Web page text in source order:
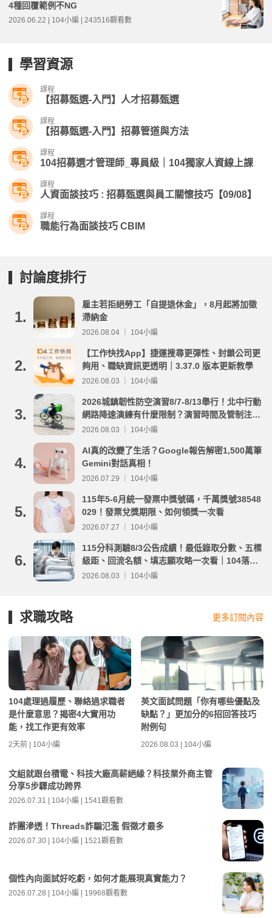
4種回覆範例不NG
2026.06.22 | 104小編 | 243516觀看數
學習資源
課程
【招募甄選-入門】人才招募甄選
課程
【招募甄選-入門】招募管道與方法
課程
104招募選才管理師_專員級｜104獨家人資線上課
課程
人資面談技巧 : 招募甄選與員工關懷技巧【09/08】
課程
職能行為面談技巧 CBIM
討論度排行
1.
雇主若拒絕勞工「自提退休金」，8月起將加徵
滯納金
2026.08.04 ｜ 104小編
2.
【工作快找App】捷運搜尋更彈性、封鎖公司更
夠用、職缺資訊更透明｜3.37.0 版本更新教學
2026.08.03 ｜ 104小編
3.
2026城鎮韌性防空演習8/7-8/13舉行！北中行動
網路降速演練有什麼限制？演習時間及管制注意
事項整理
2026.08.03 ｜ 104小編
4.
AI真的改變了生活？Google報告解密1,500萬筆
Gemini對話真相！
2026.07.29 ｜ 104小編
5.
115年5-6月統一發票中獎號碼，千萬獎號38548
029！發票兌獎期限、如何領獎一次看
2026.07.27 ｜ 104小編
6.
115分科測驗8/3公告成績！最低錄取分數、五標
級距、回流名額、填志願攻略一次看｜104落點
分析
2026.08.03 ｜ 104小編
求職攻略 更多訂閱內容
104處理過履歷、聯絡過求職者
是什麼意思？揭密4大實用功
能，找工作更有效率
2天前 | 104小編
英文面試問題「你有哪些優點及
缺點？」更加分的6招回答技巧
附例句
2026.08.03 | 104小編
文組就跟台積電、科技大廠高薪絕緣？科技業外商主管
分享5步驟成功跨界
2026.07.31 | 104小編 | 1541觀看數
詐團滲透！Threads詐騙氾濫 假徵才最多
2026.07.30 | 104小編 | 1521觀看數
個性內向面試好吃虧，如何才能展現真實能力？
2026.07.28 | 104小編 | 19968觀看數